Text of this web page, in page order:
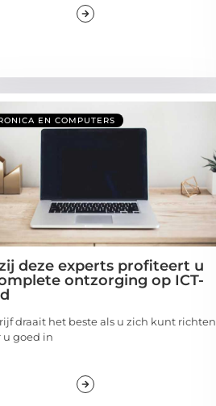
EN COMPUTERS
deze experts profiteert u
ontzorging op ICT-
draait het beste als u zich kunt richten
u goed in